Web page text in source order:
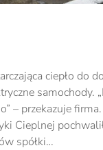
ciepło do
samochody.
– przekazuje
Cieplnej
spółki…